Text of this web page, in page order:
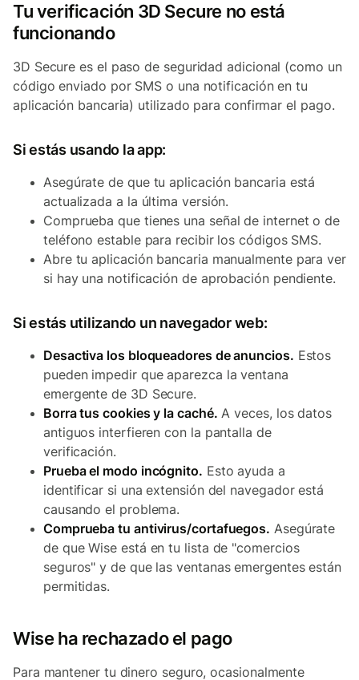
Tu verificación 3D Secure no está
funcionando
3D Secure es el paso de seguridad adicional (como un
código enviado por SMS o una notificación en tu
aplicación bancaria) utilizado para confirmar el pago.
Si estás usando la app:
Asegúrate de que tu aplicación bancaria está
actualizada a la última versión.
Comprueba que tienes una señal de internet o de
teléfono estable para recibir los códigos SMS.
Abre tu aplicación bancaria manualmente para ver
si hay una notificación de aprobación pendiente.
Si estás utilizando un navegador web:
Desactiva los bloqueadores de anuncios. Estos
pueden impedir que aparezca la ventana
emergente de 3D Secure.
Borra tus cookies y la caché. A veces, los datos
antiguos interfieren con la pantalla de
verificación.
Prueba el modo incógnito. Esto ayuda a
identificar si una extensión del navegador está
causando el problema.
Comprueba tu antivirus/cortafuegos. Asegúrate
de que Wise está en tu lista de "comercios
seguros" y de que las ventanas emergentes están
permitidas.
Wise ha rechazado el pago
Para mantener tu dinero seguro, ocasionalmente